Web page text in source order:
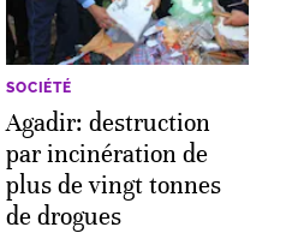
SOCIÉTÉ
Agadir: destruction
par incinération de
plus de vingt tonnes
de drogues